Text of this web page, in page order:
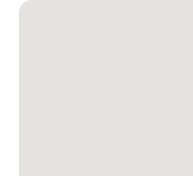
Mapa de Google